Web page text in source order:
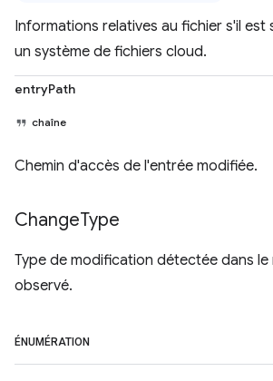
Informations relatives au fichier s'il est
un système de fichiers cloud.
entryPath
chaîne
Chemin d'accès de l'entrée modifiée.
ChangeType
Type de modification détectée dans
observé.
ÉNUMÉRATION